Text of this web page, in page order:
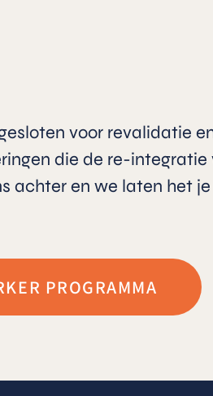
voor revalidatie
die de re-integratie
achter en we laten het
PROGRAMMA